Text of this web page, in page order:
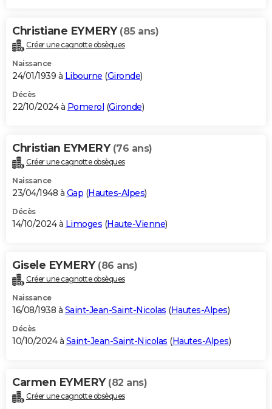
Christiane EYMERY (85 ans)
Créer une cagnotte obsèques
Naissance
24/01/1939 à Libourne (Gironde)
Décès
22/10/2024 à Pomerol (Gironde)
Christian EYMERY (76 ans)
Créer une cagnotte obsèques
Naissance
23/04/1948 à Gap (Hautes-Alpes)
Décès
14/10/2024 à Limoges (Haute-Vienne)
Gisele EYMERY (86 ans)
Créer une cagnotte obsèques
Naissance
16/08/1938 à Saint-Jean-Saint-Nicolas (Hautes-Alpes)
Décès
10/10/2024 à Saint-Jean-Saint-Nicolas (Hautes-Alpes)
Carmen EYMERY (82 ans)
Créer une cagnotte obsèques